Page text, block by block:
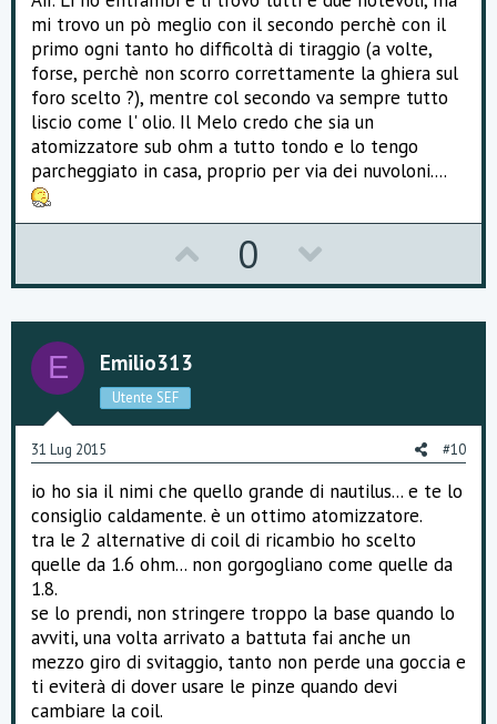
mi trovo un pò meglio con il secondo perchè con il
primo ogni tanto ho difficoltà di tiraggio (a volte,
forse, perchè non scorro correttamente la ghiera sul
foro scelto ?), mentre col secondo va sempre tutto
liscio come l' olio. Il Melo credo che sia un
atomizzatore sub ohm a tutto tondo e lo tengo
parcheggiato in casa, proprio per via dei nuvoloni....
p
v
e
0
o
w
o
t
e
E Emilio313
Utente SEF
31 Lug 2015 #10
io ho sia il nimi che quello grande di nautilus... e te lo
consiglio caldamente. è un ottimo atomizzatore.
tra le 2 alternative di coil di ricambio ho scelto
quelle da 1.6 ohm... non gorgogliano come quelle da
1.8.
se lo prendi, non stringere troppo la base quando lo
avviti, una volta arrivato a battuta fai anche un
mezzo giro di svitaggio, tanto non perde una goccia e
ti eviterà di dover usare le pinze quando devi
cambiare la coil.